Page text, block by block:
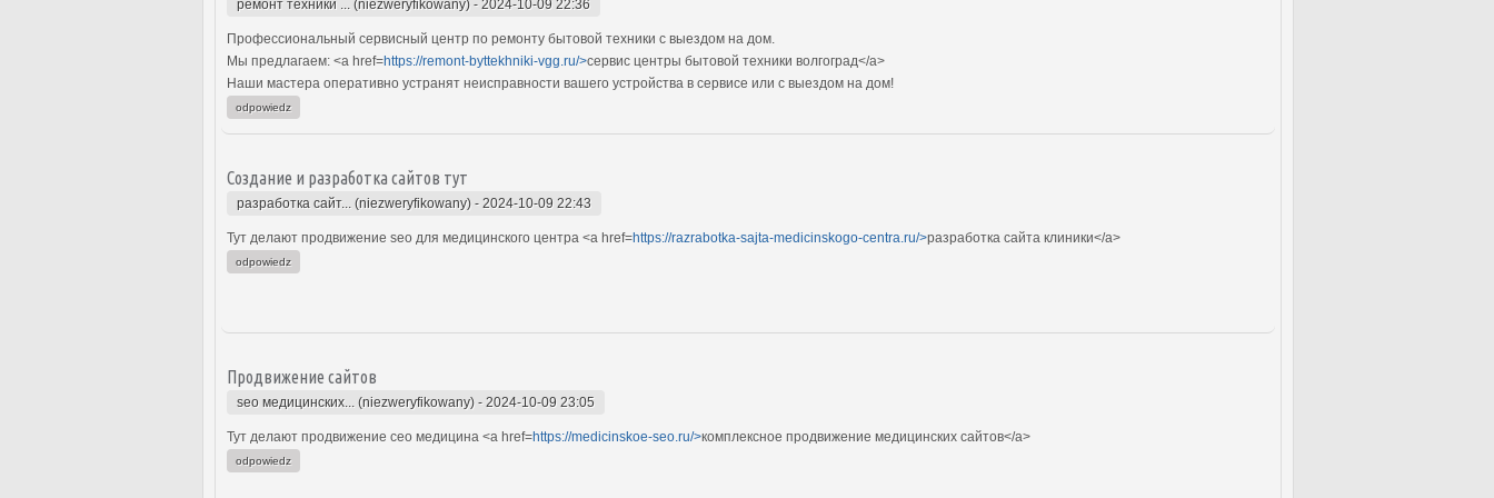
ремонт техники ... (niezweryfikowany) - 2024-10-09 22:36
Профессиональный сервисный центр по ремонту бытовой техники с выездом на дом.
Мы предлагаем: <a href=https://remont-byttekhniki-vgg.ru/>сервис центры бытовой техники волгоград</a>
Наши мастера оперативно устранят неисправности вашего устройства в сервисе или с выездом на дом!
odpowiedz
Создание и разработка сайтов тут
разработка сайт... (niezweryfikowany) - 2024-10-09 22:43
Тут делают продвижение seo для медицинского центра <a href=https://razrabotka-sajta-medicinskogo-centra.ru/>разработка сайта клиники</a>
odpowiedz
Продвижение сайтов
seo медицинских... (niezweryfikowany) - 2024-10-09 23:05
Тут делают продвижение сео медицина <a href=https://medicinskoe-seo.ru/>комплексное продвижение медицинских сайтов</a>
odpowiedz